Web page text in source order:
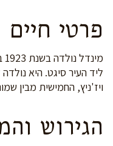
פרטי
ליד העיר סיגט. היא
ויז'ניץ, החמישית מבין
הגירוש